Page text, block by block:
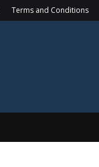
Terms and Conditions